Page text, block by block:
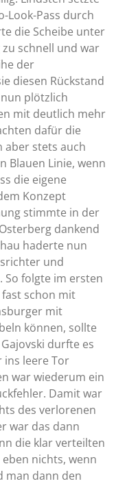
Look-Pass durch
die Scheibe unter
zu schnell und war
der
diesen Rückstand
plötzlich
mit deutlich mehr
dafür die
aber stets auch
Blauen Linie, wenn
die eigene
Konzept
stimmte in der
dankend
haderte nun
und
So folgte im ersten
schon mit
mit
können, sollte
durfte es
leere Tor
war wiederum ein
Damit war
des verlorenen
war das dann
die klar verteilten
nichts, wenn
man dann den